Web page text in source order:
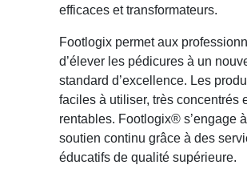
efficaces et transformateurs.
Footlogix permet aux
d’élever les pédicures à un
standard d’excellence. Les
faciles à utiliser, très concentrés
rentables. Footlogix® s’engage
soutien continu grâce à des
éducatifs de qualité supérieure.